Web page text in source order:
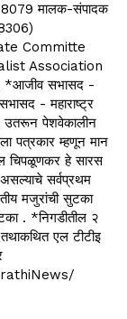
मालक-संपादक
Committe
Association
*आजीव सभासद -
- महाराष्ट्र
उतरून पेशवेकालीन
पत्रकार म्हणून मान
चिपळूणकर हे सारस
सर्वप्रथम
मजुरांची सुटका
. *निगडीतील २
एल टीटीइ